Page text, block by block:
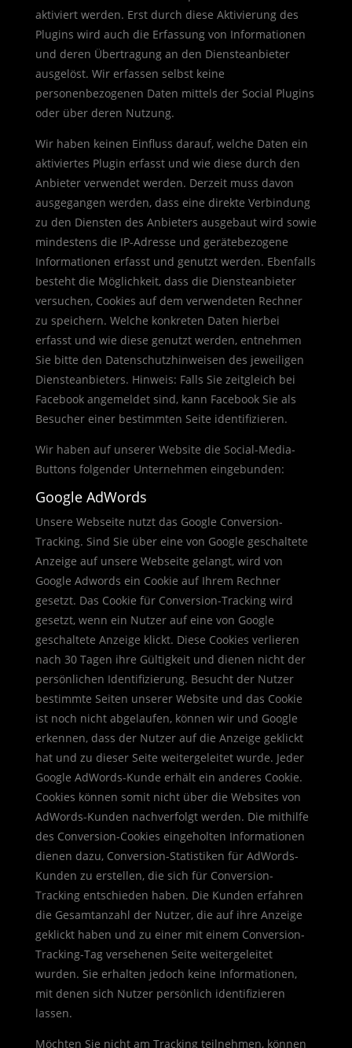
aktiviert werden. Erst durch diese Aktivierung des
Plugins wird auch die Erfassung von Informationen
und deren Übertragung an den Diensteanbieter
ausgelöst. Wir erfassen selbst keine
personenbezogenen Daten mittels der Social Plugins
oder über deren Nutzung.
Wir haben keinen Einfluss darauf, welche Daten ein
aktiviertes Plugin erfasst und wie diese durch den
Anbieter verwendet werden. Derzeit muss davon
ausgegangen werden, dass eine direkte Verbindung
zu den Diensten des Anbieters ausgebaut wird sowie
mindestens die IP-Adresse und gerätebezogene
Informationen erfasst und genutzt werden. Ebenfalls
besteht die Möglichkeit, dass die Diensteanbieter
versuchen, Cookies auf dem verwendeten Rechner
zu speichern. Welche konkreten Daten hierbei
erfasst und wie diese genutzt werden, entnehmen
Sie bitte den Datenschutzhinweisen des jeweiligen
Diensteanbieters. Hinweis: Falls Sie zeitgleich bei
Facebook angemeldet sind, kann Facebook Sie als
Besucher einer bestimmten Seite identifizieren.
Wir haben auf unserer Website die Social-Media-
Buttons folgender Unternehmen eingebunden:
Google AdWords
Unsere Webseite nutzt das Google Conversion-
Tracking. Sind Sie über eine von Google geschaltete
Anzeige auf unsere Webseite gelangt, wird von
Google Adwords ein Cookie auf Ihrem Rechner
gesetzt. Das Cookie für Conversion-Tracking wird
gesetzt, wenn ein Nutzer auf eine von Google
geschaltete Anzeige klickt. Diese Cookies verlieren
nach 30 Tagen ihre Gültigkeit und dienen nicht der
persönlichen Identifizierung. Besucht der Nutzer
bestimmte Seiten unserer Website und das Cookie
ist noch nicht abgelaufen, können wir und Google
erkennen, dass der Nutzer auf die Anzeige geklickt
hat und zu dieser Seite weitergeleitet wurde. Jeder
Google AdWords-Kunde erhält ein anderes Cookie.
Cookies können somit nicht über die Websites von
AdWords-Kunden nachverfolgt werden. Die mithilfe
des Conversion-Cookies eingeholten Informationen
dienen dazu, Conversion-Statistiken für AdWords-
Kunden zu erstellen, die sich für Conversion-
Tracking entschieden haben. Die Kunden erfahren
die Gesamtanzahl der Nutzer, die auf ihre Anzeige
geklickt haben und zu einer mit einem Conversion-
Tracking-Tag versehenen Seite weitergeleitet
wurden. Sie erhalten jedoch keine Informationen,
mit denen sich Nutzer persönlich identifizieren
lassen.
Möchten Sie nicht am Tracking teilnehmen, können